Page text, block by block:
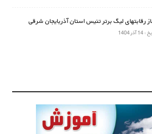
رقابتهای لیگ برتر تنیس استان آذربایجان شرقی
آذر 1404